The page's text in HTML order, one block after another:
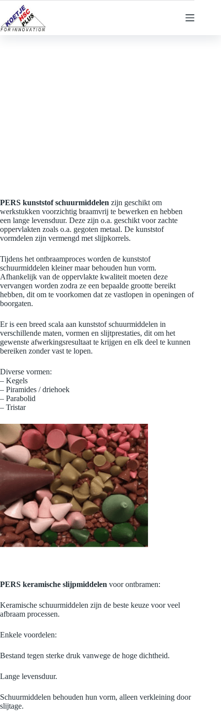
de
inhoud
PERS kunststof schuurmiddelen zijn geschikt om
werkstukken voorzichtig braamvrij te bewerken en hebben
een lange levensduur. Deze zijn o.a. geschikt voor zachte
oppervlakten zoals o.a. gegoten metaal. De kunststof
vormdelen zijn vermengd met slijpkorrels.
Tijdens het ontbraamproces worden de kunststof
schuurmiddelen kleiner maar behouden hun vorm.
Afhankelijk van de oppervlakte kwaliteit moeten deze
vervangen worden zodra ze een bepaalde grootte bereikt
hebben, dit om te voorkomen dat ze vastlopen in openingen of
boorgaten.
Er is een breed scala aan kunststof schuurmiddelen in
verschillende maten, vormen en slijtprestaties, dit om het
gewenste afwerkingsresultaat te krijgen en elk deel te kunnen
bereiken zonder vast te lopen.
Diverse vormen:
– Kegels
– Piramides / driehoek
– Parabolid
– Tristar
PERS keramische slijpmiddelen voor ontbramen:
Keramische schuurmiddelen zijn de beste keuze voor veel
afbraam processen.
Enkele voordelen:
Bestand tegen sterke druk vanwege de hoge dichtheid.
Lange levensduur.
Schuurmiddelen behouden hun vorm, alleen verkleining door
slijtage.